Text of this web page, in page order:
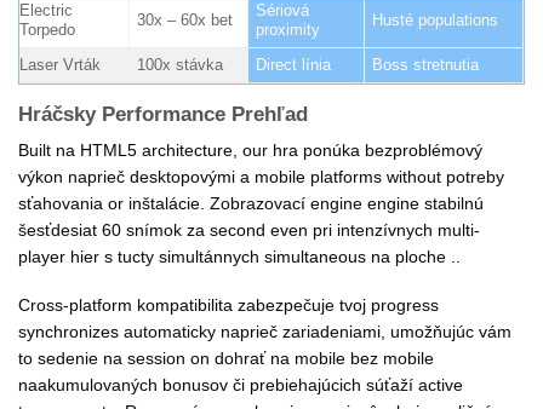
Electric
Torpedo
30x – 60x bet
Sériová
proximity
Husté populations
Laser Vrták 100x stávka Direct línia Boss stretnutia
Hráčsky Performance Prehľad
Built na HTML5 architecture, our hra ponúka bezproblémový
výkon naprieč desktopovými a mobile platforms without potreby
sťahovania or inštalácie. Zobrazovací engine engine stabilnú
šesťdesiat 60 snímok za second even pri intenzívnych multi-
player hier s tucty simultánnych simultaneous na ploche ..
Cross-platform kompatibilita zabezpečuje tvoj progress
synchronizes automaticky naprieč zariadeniami, umožňujúc vám
to sedenie na session on dohrať na mobile bez mobile
naakumulovaných bonusov či prebiehajúcich súťaží active